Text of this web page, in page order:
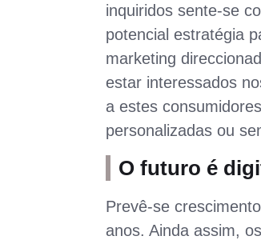
inquiridos sente-se
potencial estratégia
marketing
estar interessados
a estes
personalizadas ou
O futuro é
Prevê-se
anos. Ainda assim,